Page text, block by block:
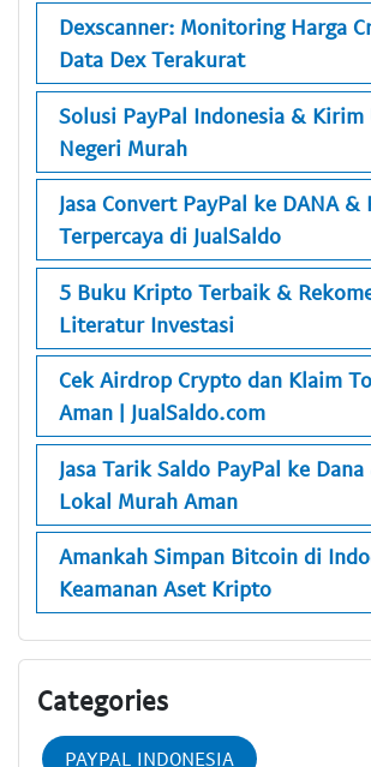
Dexscanner: Monitoring Harga
Data Dex Terakurat
Solusi PayPal Indonesia & Kirim
Negeri Murah
Jasa Convert PayPal ke DANA &
Terpercaya di JualSaldo
5 Buku Kripto Terbaik &
Literatur Investasi
Cek Airdrop Crypto dan Klaim
Aman | JualSaldo.com
Jasa Tarik Saldo PayPal ke
Lokal Murah Aman
Amankah Simpan Bitcoin di
Keamanan Aset Kripto
Categories
PAYPAL INDONESIA